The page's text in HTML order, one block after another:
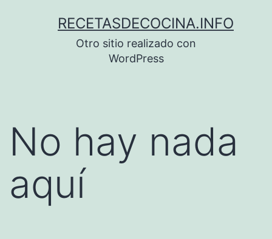
RECETASDECOCINA.INFO
Otro sitio realizado con
WordPress
No hay nada
aquí